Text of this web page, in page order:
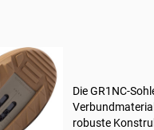
Die GR1NC-
robuste